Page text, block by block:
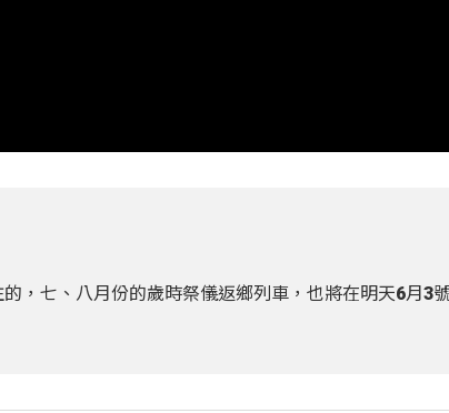
，七、八月份的歲時祭儀返鄉列車，也將在明天6月3